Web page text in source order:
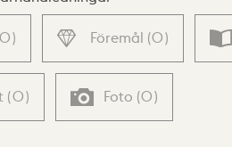
0) Föremål (0)
(0) Foto (0)